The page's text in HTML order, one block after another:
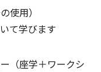
使用）
て学びます
（座学＋ワークシ